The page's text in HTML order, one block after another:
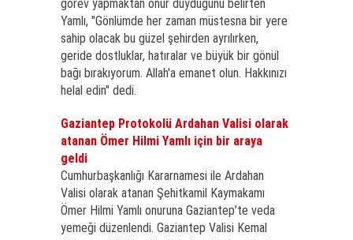
görev yapmaktan onur duyduğunu belirten
Yamlı, "Gönlümde her zaman müstesna bir yere
sahip olacak bu güzel şehirden ayrılırken,
geride dostluklar, hatıralar ve büyük bir gönül
bağı bırakıyorum. Allah'a emanet olun. Hakkınızı
helal edin" dedi.
Gaziantep Protokolü Ardahan Valisi olarak
atanan Ömer Hilmi Yamlı için bir araya
geldi
Cumhurbaşkanlığı Kararnamesi ile Ardahan
Valisi olarak atanan Şehitkamil Kaymakamı
Ömer Hilmi Yamlı onuruna Gaziantep’te veda
yemeği düzenlendi. Gaziantep Valisi Kemal